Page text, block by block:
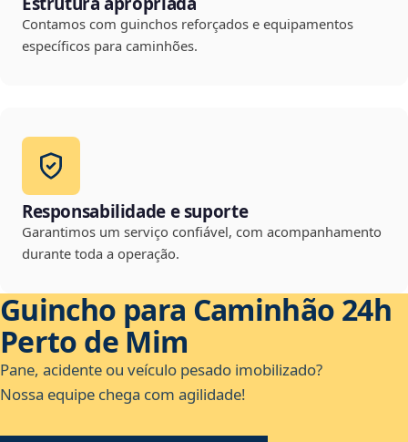
Contamos com guinchos reforçados e equipamentos
específicos para caminhões.
Responsabilidade e suporte
Garantimos um serviço confiável, com acompanhamento
durante toda a operação.
Guincho para Caminhão 24h
Perto de Mim
Pane, acidente ou veículo pesado imobilizado?
Nossa equipe chega com agilidade!